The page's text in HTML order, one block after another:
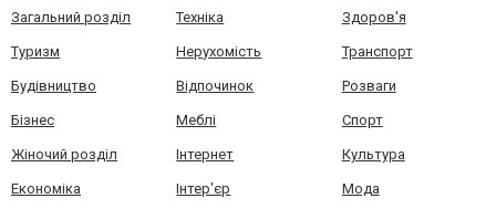
Загальний розділ Техніка Здоров'я
Туризм Нерухомість Транспорт
Будівництво Відпочинок Розваги
Бізнес Меблі Спорт
Жіночий розділ Інтернет Культура
Економіка Інтер'єр Мода